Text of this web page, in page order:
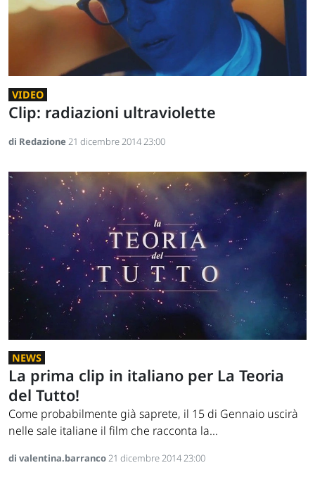
VIDEO
Clip: radiazioni ultraviolette
di Redazione21 dicembre 2014 23:00
NEWS
La prima clip in italiano per La Teoria
del Tutto!
Come probabilmente già saprete, il 15 di Gennaio uscirà
nelle sale italiane il film che racconta la...
di valentina.barranco21 dicembre 2014 23:00